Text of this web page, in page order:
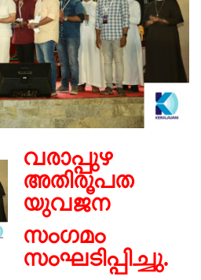
വരാപ്പുഴ
അതിരൂപത
യുവജന
സംഗമം
സംഘടിപ്പിച്ചു.